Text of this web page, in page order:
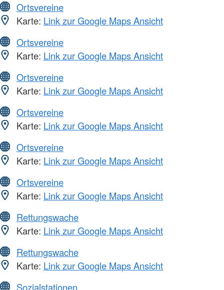
Ortsvereine
Karte: Link zur Google Maps Ansicht
Ortsvereine
Karte: Link zur Google Maps Ansicht
Ortsvereine
Karte: Link zur Google Maps Ansicht
Ortsvereine
Karte: Link zur Google Maps Ansicht
Ortsvereine
Karte: Link zur Google Maps Ansicht
Ortsvereine
Karte: Link zur Google Maps Ansicht
Rettungswache
Karte: Link zur Google Maps Ansicht
Rettungswache
Karte: Link zur Google Maps Ansicht
Sozialstationen